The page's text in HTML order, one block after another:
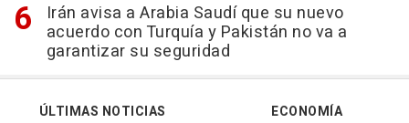
Irán avisa a Arabia Saudí que su nuevo
acuerdo con Turquía y Pakistán no va a
garantizar su seguridad
ÚLTIMAS NOTICIAS
ECONOMÍA